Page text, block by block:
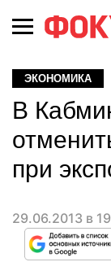
ЭКОНОМИКА
В
при
29.06.2013 в